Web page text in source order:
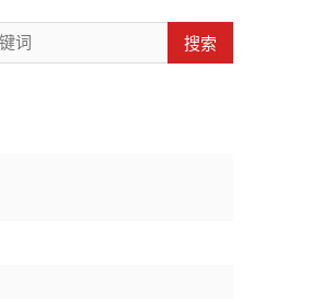
搜索